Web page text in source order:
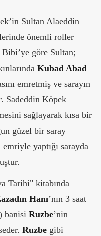
Sultan Alaeddin
önemli roller
göre Sultan;
Kubad Abad
emretmiş ve sarayın
Sadeddin Köpek
sağlayarak kısa bir
güzel bir saray
yaptığı sarayda
Tarihi" kitabında
Hanı’nın 3 saat
banisi Ruzbe’nin
Ruzbe gibi